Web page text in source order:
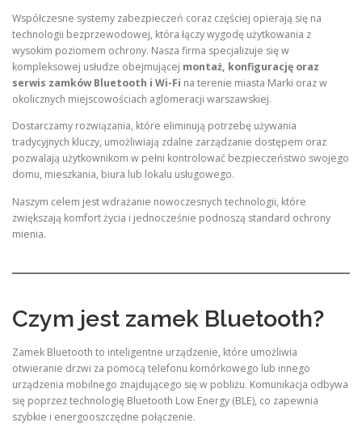
Współczesne systemy zabezpieczeń coraz częściej opierają się na
technologii bezprzewodowej, która łączy wygodę użytkowania z
wysokim poziomem ochrony. Nasza firma specjalizuje się w
kompleksowej usłudze obejmującej montaż, konfigurację oraz
serwis zamków Bluetooth i Wi-Fi na terenie miasta Marki oraz w
okolicznych miejscowościach aglomeracji warszawskiej.
Dostarczamy rozwiązania, które eliminują potrzebę używania
tradycyjnych kluczy, umożliwiają zdalne zarządzanie dostępem oraz
pozwalają użytkownikom w pełni kontrolować bezpieczeństwo swojego
domu, mieszkania, biura lub lokalu usługowego.
Naszym celem jest wdrażanie nowoczesnych technologii, które
zwiększają komfort życia i jednocześnie podnoszą standard ochrony
mienia.
Czym jest zamek Bluetooth?
Zamek Bluetooth to inteligentne urządzenie, które umożliwia
otwieranie drzwi za pomocą telefonu komórkowego lub innego
urządzenia mobilnego znajdującego się w pobliżu. Komunikacja odbywa
się poprzez technologię Bluetooth Low Energy (BLE), co zapewnia
szybkie i energooszczędne połączenie.